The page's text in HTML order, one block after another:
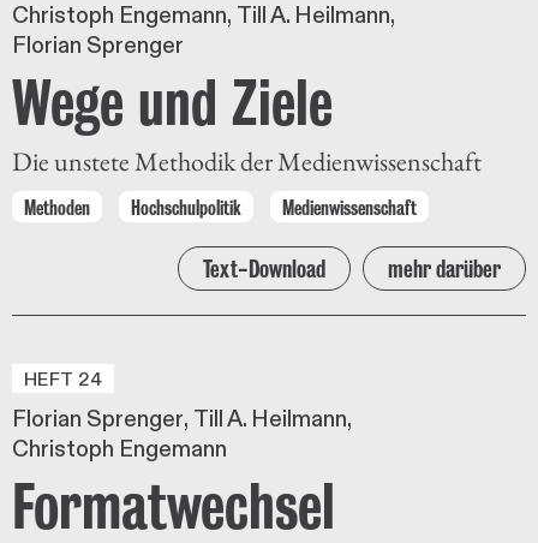
Christoph Engemann Till A. Heilmann
Florian Sprenger
Wege und Ziele
Die unstete Methodik der Medienwissenschaft
Methoden Hochschulpolitik Medienwissenschaft
Text-Download mehr darüber
HEFT 24
Florian Sprenger Till A. Heilmann
Christoph Engemann
Formatwechsel